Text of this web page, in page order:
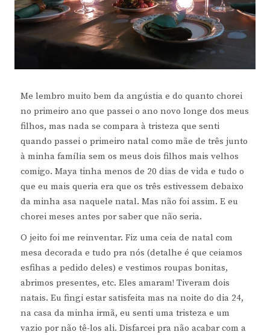
Me lembro muito bem da angústia e do quanto chorei
no primeiro ano que passei o ano novo longe dos meus
filhos, mas nada se compara à tristeza que senti
quando passei o primeiro natal como mãe de três junto
à minha família sem os meus dois filhos mais velhos
comigo. Maya tinha menos de 20 dias de vida e tudo o
que eu mais queria era que os três estivessem debaixo
da minha asa naquele natal. Mas não foi assim. E eu
chorei meses antes por saber que não seria.
O jeito foi me reinventar. Fiz uma ceia de natal com
mesa decorada e tudo pra nós (detalhe é que ceiamos
esfihas a pedido deles) e vestimos roupas bonitas,
abrimos presentes, etc. Eles amaram! Tiveram dois
natais. Eu fingi estar satisfeita mas na noite do dia 24,
na casa da minha irmã, eu senti uma tristeza e um
vazio por não tê-los ali. Disfarcei pra não acabar com a